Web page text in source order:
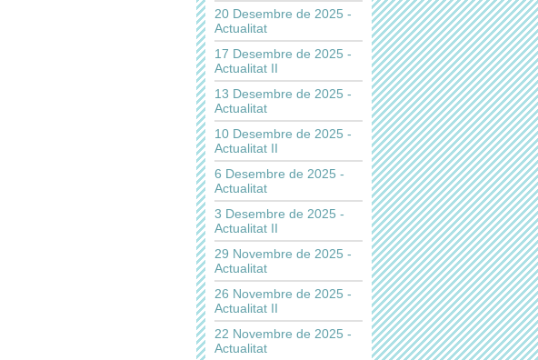
20 Desembre de 2025 -
Actualitat
17 Desembre de 2025 -
Actualitat II
13 Desembre de 2025 -
Actualitat
10 Desembre de 2025 -
Actualitat II
6 Desembre de 2025 -
Actualitat
3 Desembre de 2025 -
Actualitat II
29 Novembre de 2025 -
Actualitat
26 Novembre de 2025 -
Actualitat II
22 Novembre de 2025 -
Actualitat